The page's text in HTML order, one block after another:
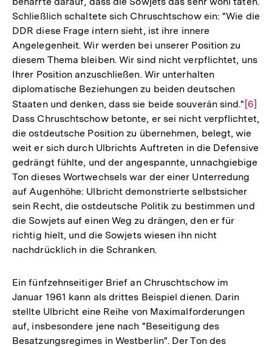
Schließlich schaltete sich Chruschtschow ein: "Wie die
DDR diese Frage intern sieht, ist ihre innere
Angelegenheit. Wir werden bei unserer Position zu
diesem Thema bleiben. Wir sind nicht verpflichtet, uns
Ihrer Position anzuschließen. Wir unterhalten
diplomatische Beziehungen zu beiden deutschen
Staaten und denken, dass sie beide souverän sind." Zur
der
[6]
Dass Chruschtschow betonte, er sei nicht verpflichtet,
die ostdeutsche Position zu übernehmen, belegt, wie
weit er sich durch Ulbrichts Auftreten in die Defensive
gedrängt fühlte, und der angespannte, unnachgiebige
Ton dieses Wortwechsels war der einer Unterredung
auf Augenhöhe: Ulbricht demonstrierte selbstsicher
sein Recht, die ostdeutsche Politik zu bestimmen und
die Sowjets auf einen Weg zu drängen, den er für
richtig hielt, und die Sowjets wiesen ihn nicht
nachdrücklich in die Schranken.
Ein fünfzehnseitiger Brief an Chruschtschow im
Januar 1961 kann als drittes Beispiel dienen. Darin
stellte Ulbricht eine Reihe von Maximalforderungen
auf, insbesondere jene nach "Beseitigung des
Besatzungsregimes in Westberlin". Der Ton des